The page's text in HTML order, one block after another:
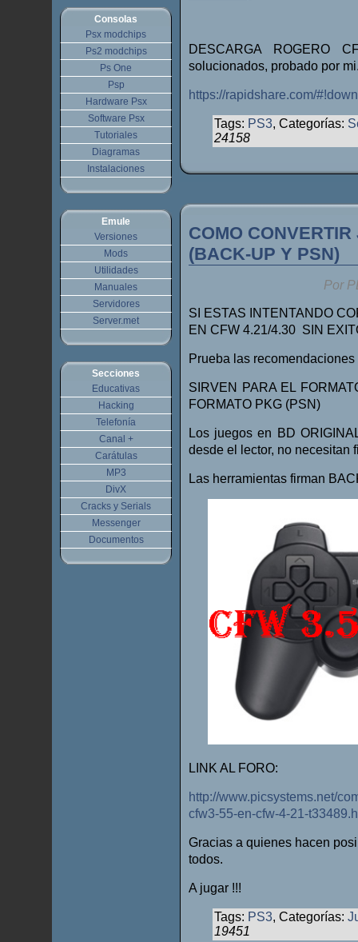
DESCARGA
solucionados, probado por
https://rapidshare.com/
Tags: PS3, Categorías:
24158
COMO
(BACK-UP Y PSN)
Por
SI ESTAS INTENTANDO
EN CFW 4.21/4.30 SIN
Prueba las
SIRVEN PARA EL
FORMATO PKG (PSN)
Los juegos en BD
desde el lector, no necesitan
Las herramientas firman
LINK AL FORO:
http://www.picsystems.net/
cfw3-55-en-cfw-4-21-
Gracias a quienes hacen
todos.
A jugar !!!
Tags: PS3, Categorías:
19451
Consolas
Psx modchips
Ps2 modchips
Ps One
Psp
Hardware Psx
Software Psx
Tutoriales
Diagramas
Instalaciones
Emule
Versiones
Mods
Utilidades
Manuales
Servidores
Server.met
Secciones
Educativas
Hacking
Telefonía
Canal +
Carátulas
MP3
DivX
Cracks y Serials
Messenger
Documentos